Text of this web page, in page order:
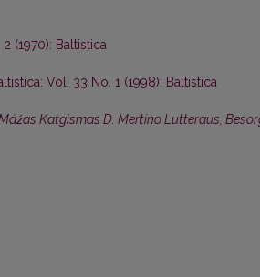
(1970): Baltistica
Vol. 33 No. 1 (1998): Baltistica
Katgismas D. Mertino Lutteraus,